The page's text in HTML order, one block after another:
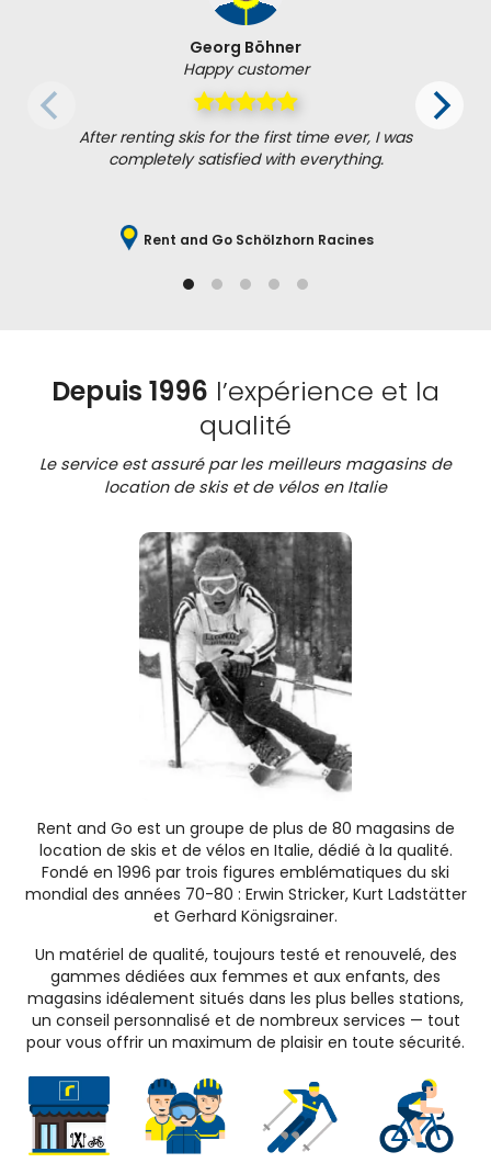
Georg Böhner
Happy customer
After renting skis for the first time ever, I was
completely satisfied with everything.
Rent and Go Schölzhorn Racines
Depuis 1996 l’expérience et la
qualité
Le service est assuré par les meilleurs magasins de
location de skis et de vélos en Italie
Rent and Go est un groupe de plus de 80 magasins de
location de skis et de vélos en Italie, dédié à la qualité.
Fondé en 1996 par trois figures emblématiques du ski
mondial des années 70-80 : Erwin Stricker, Kurt Ladstätter
et Gerhard Königsrainer.
Un matériel de qualité, toujours testé et renouvelé, des
gammes dédiées aux femmes et aux enfants, des
magasins idéalement situés dans les plus belles stations,
un conseil personnalisé et de nombreux services — tout
pour vous offrir un maximum de plaisir en toute sécurité.